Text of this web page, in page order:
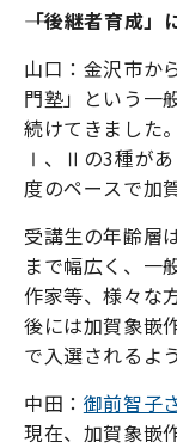
――「後継者育成
山口：金沢市か
門塾」という一
続けてきました
Ⅰ、Ⅱの3種があ
度のペースで加
受講生の年齢層
まで幅広く、一
作家等、様々な
後には加賀象嵌
で入選されるよ
中田： 御前智子
現在、加賀象嵌